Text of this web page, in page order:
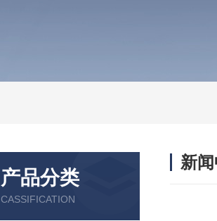
产品分类
CASSIFICATION
新